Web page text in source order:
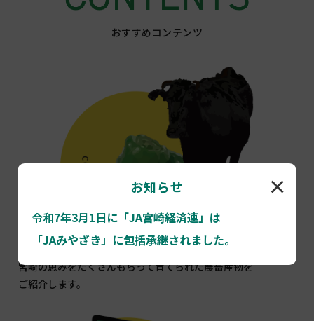
おすすめコンテンツ
宮崎県産 農畜産物
宮崎の恵みをたくさんもらって育てられた農畜産物を
ご紹介します。
お知らせ
令和7年3月1日に「JA宮崎経済連」は
「JAみやざき」に包括承継されました。
×